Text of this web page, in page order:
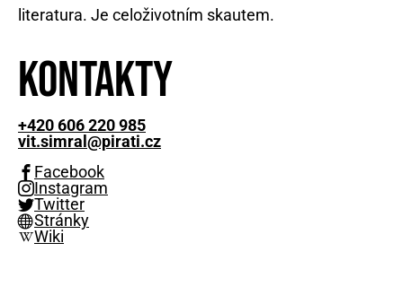
literatura. Je celoživotním skautem.
Kontakty
+420 606 220 985
vit.simral@pirati.cz
Facebook
Instagram
Twitter
Stránky
Wiki